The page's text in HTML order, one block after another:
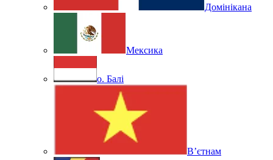
Домінікана
Мексика
о. Балі
В’єтнам